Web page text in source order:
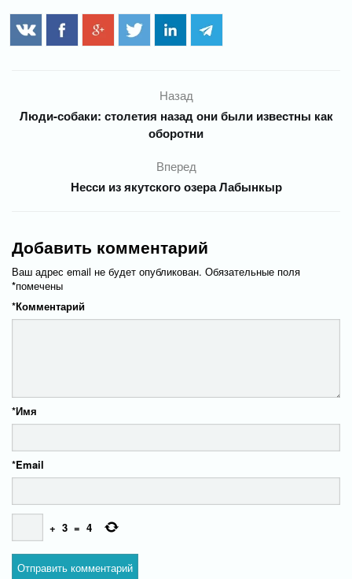
Назад
Люди-собаки: столетия назад они были известны как
оборотни
Вперед
Несси из якутского озера Лабынкыр
Добавить комментарий
Ваш адрес email не будет опубликован. Обязательные поля
помечены
*
Комментарий
*
Имя
*
Email
*
+ 3 = 4